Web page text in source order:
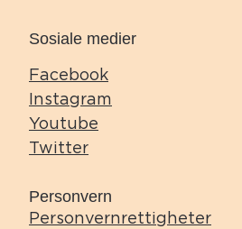
Sosiale medier
Facebook
Instagram
Youtube
Twitter
Personvern
Personvernrettigheter